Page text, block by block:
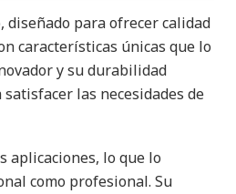
diseñado para ofrecer calidad
características únicas que lo
y su durabilidad
las necesidades de
aplicaciones, lo que lo
como profesional. Su